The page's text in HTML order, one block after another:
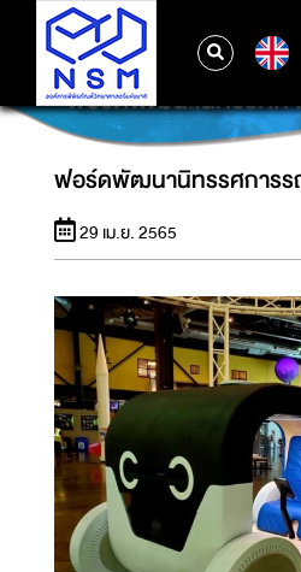
ฟอร์ดพัฒนานิทรรศก
ฟอร์ดพัฒนานิทรรศการร
29 เม.ย. 2565